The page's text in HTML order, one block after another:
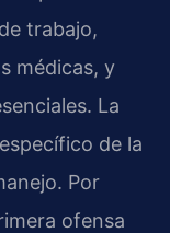
trabajo,
médicas, y
La
de la
Por
ofensa